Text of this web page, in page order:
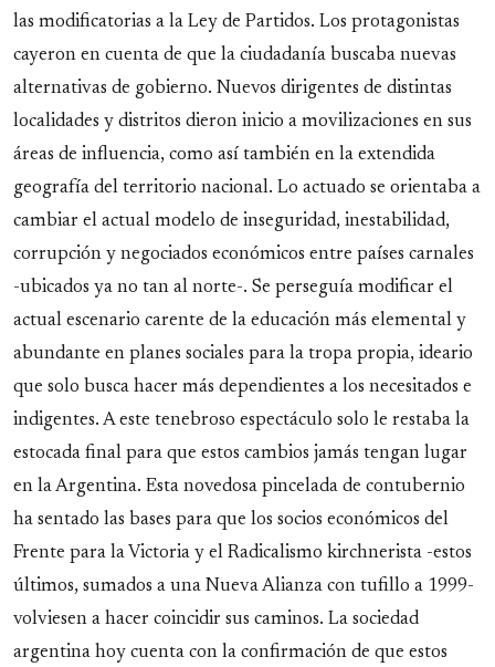
las modificatorias a la Ley de Partidos. Los protagonistas
cayeron en cuenta de que la ciudadanía buscaba nuevas
alternativas de gobierno. Nuevos dirigentes de distintas
localidades y distritos dieron inicio a movilizaciones en sus
áreas de influencia, como así también en la extendida
geografía del territorio nacional. Lo actuado se orientaba a
cambiar el actual modelo de inseguridad, inestabilidad,
corrupción y negociados económicos entre países carnales
-ubicados ya no tan al norte-. Se perseguía modificar el
actual escenario carente de la educación más elemental y
abundante en planes sociales para la tropa propia, ideario
que solo busca hacer más dependientes a los necesitados e
indigentes. A este tenebroso espectáculo solo le restaba la
estocada final para que estos cambios jamás tengan lugar
en la Argentina. Esta novedosa pincelada de contubernio
ha sentado las bases para que los socios económicos del
Frente para la Victoria y el Radicalismo kirchnerista -estos
últimos, sumados a una Nueva Alianza con tufillo a 1999-
volviesen a hacer coincidir sus caminos. La sociedad
argentina hoy cuenta con la confirmación de que estos